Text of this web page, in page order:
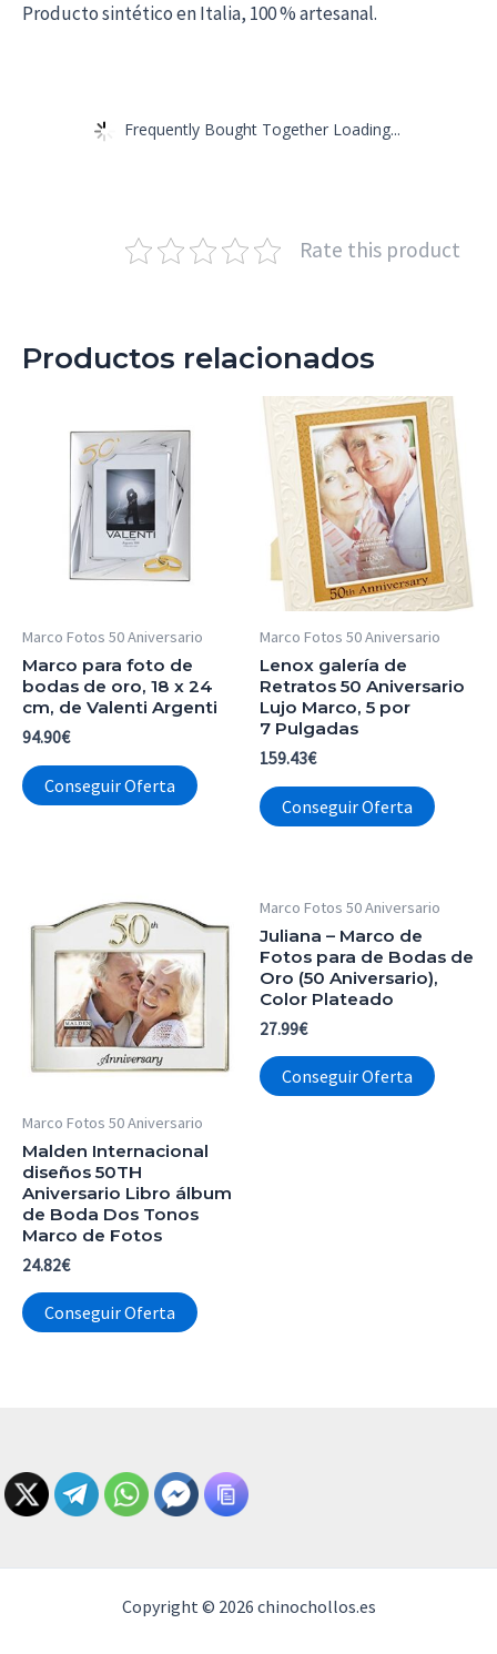
Producto sintético en Italia, 100 % artesanal.
Frequently Bought Together Loading...
Rate this product
Productos relacionados
Marco Fotos 50 Aniversario
Marco para foto de
bodas de oro, 18 x 24
cm, de Valenti Argenti
94.90€
Conseguir Oferta
Marco Fotos 50 Aniversario
Lenox galería de
Retratos 50 Aniversario
Lujo Marco, 5 por
7 Pulgadas
159.43€
Conseguir Oferta
Marco Fotos 50 Aniversario
Malden Internacional
diseños 50TH
Aniversario Libro álbum
de Boda Dos Tonos
Marco de Fotos
24.82€
Conseguir Oferta
Marco Fotos 50 Aniversario
Juliana – Marco de
Fotos para de Bodas de
Oro (50 Aniversario),
Color Plateado
27.99€
Conseguir Oferta
Copyright © 2026 chinochollos.es